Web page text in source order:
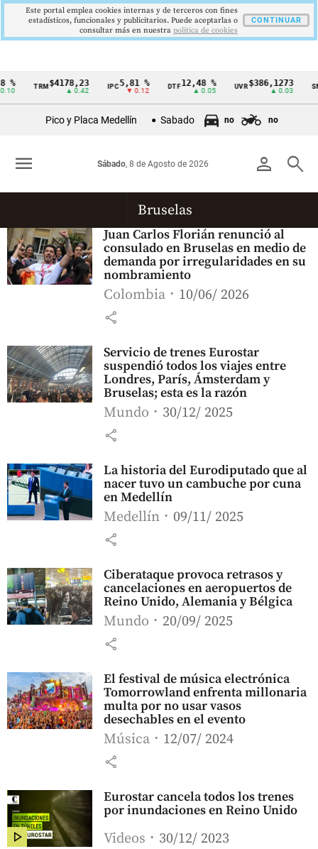
Cintillo
Colombia
TRM$4178,23
▲ 0.42
IPC5,81 %
▼ 0.12
DTF12,48 %
▲ 0.05
UVR$386,1273
▲ 0.03
Pico y Placa Medellín Sabado no no
person search
Sábado, 8 de Agosto de 2026
menu
Bruselas
Juan Carlos Florián renunció al
consulado en Bruselas en medio de
demanda por irregularidades en su
nombramiento
Colombia 10/06/ 2026
share
Servicio de trenes Eurostar
suspendió todos los viajes entre
Londres, París, Ámsterdam y
Bruselas; esta es la razón
Mundo 30/12/ 2025
share
La historia del Eurodiputado que al
nacer tuvo un cambuche por cuna
en Medellín
Medellín 09/11/ 2025
share
Ciberataque provoca retrasos y
cancelaciones en aeropuertos de
Reino Unido, Alemania y Bélgica
Mundo 20/09/ 2025
share
El festival de música electrónica
Tomorrowland enfrenta millonaria
multa por no usar vasos
desechables en el evento
Música 12/07/ 2024
share
Eurostar cancela todos los trenes
por inundaciones en Reino Unido
Videos 30/12/ 2023
Este portal emplea cookies internas y de terceros con fines
estadísticos, funcionales y publicitarios. Puede aceptarlas o
consultar más en nuestra politica de cookies
CONTINUAR